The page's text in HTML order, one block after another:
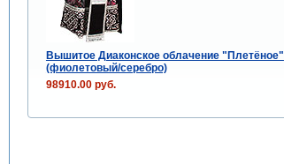
Вышитое Диаконское облачение "Плетёное"
(фиолетовый/серебро)
98910.00 руб.